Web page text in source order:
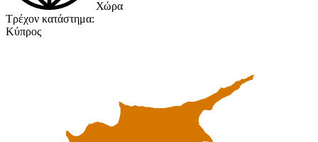
Χώρα
Τρέχον κατάστημα:
Κύπρος